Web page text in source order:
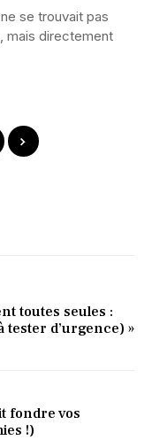
se trouvait pas
mais directement
toutes seules :
tester d’urgence) »
fondre vos
!)